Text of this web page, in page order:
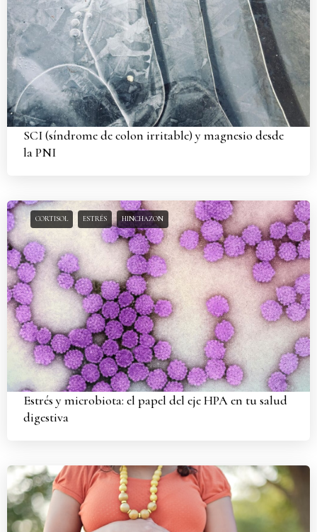
SCI (síndrome de colon irritable) y magnesio desde
la PNI
CORTISOL ESTRÉS HINCHAZON
Estrés y microbiota: el papel del eje HPA en tu salud
digestiva